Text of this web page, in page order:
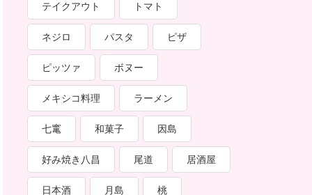
テイクアウト トマト
ネジロ パスタ ピザ
ピッツァ ボヌー
メキシコ料理 ラーメン
七竃 和菓子 因島
好み焼き八昌 尾道 居酒屋
日本酒 月島 桃